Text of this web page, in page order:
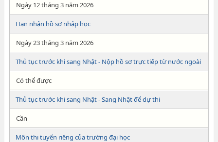
Ngày 12 tháng 3 năm 2026
Hạn nhận hồ sơ nhập học
Ngày 23 tháng 3 năm 2026
Thủ tục trước khi sang Nhật - Nộp hồ sơ trực tiếp từ nước ngoài
Có thể được
Thủ tục trước khi sang Nhật - Sang Nhật để dự thi
Cần
Môn thi tuyển riêng của trường đại học